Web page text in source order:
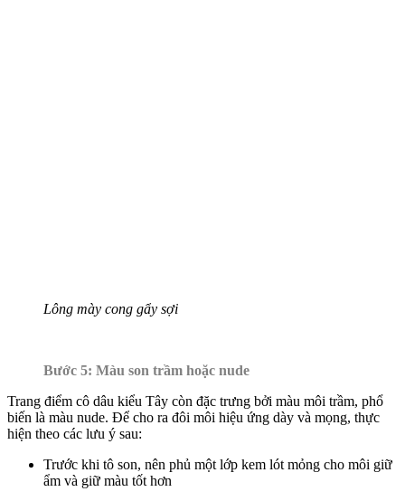
Lông mày cong gẩy sợi
Bước 5: Màu son trầm hoặc nude
Trang điểm cô dâu kiểu Tây còn đặc trưng bởi màu môi trầm, phổ
biến là màu nude. Để cho ra đôi môi hiệu ứng dày và mọng, thực
hiện theo các lưu ý sau:
Trước khi tô son, nên phủ một lớp kem lót mỏng cho môi giữ
ẩm và giữ màu tốt hơn